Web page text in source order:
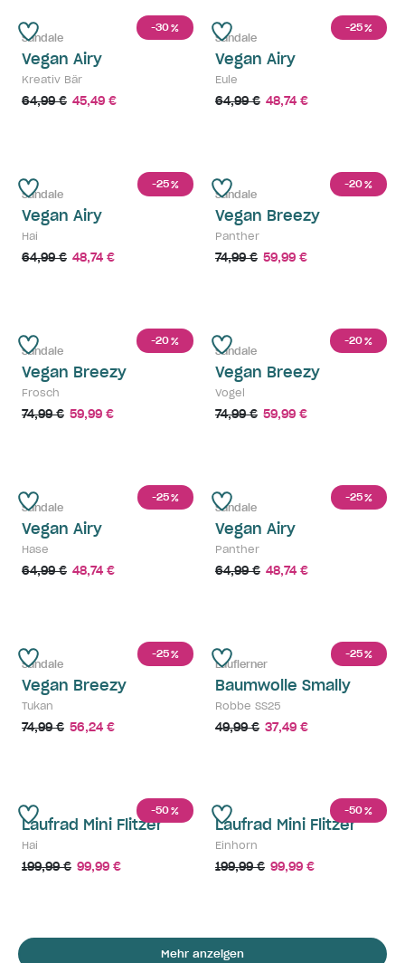
-30%
Sandale
Vegan Airy
Kreativ Bär
64,99 € 45,49 €
-25%
Sandale
Vegan Airy
Eule
64,99 € 48,74 €
-25%
Sandale
Vegan Airy
Hai
64,99 € 48,74 €
-20%
Sandale
Vegan Breezy
Panther
74,99 € 59,99 €
-20%
Sandale
Vegan Breezy
Frosch
74,99 € 59,99 €
-20%
Sandale
Vegan Breezy
Vogel
74,99 € 59,99 €
-25%
Sandale
Vegan Airy
Hase
64,99 € 48,74 €
-25%
Sandale
Vegan Airy
Panther
64,99 € 48,74 €
-25%
Sandale
Vegan Breezy
Tukan
74,99 € 56,24 €
-25%
Lauflerner
Baumwolle Smally
Robbe SS25
49,99 € 37,49 €
-50%
Laufrad Mini Flitzer
Hai
199,99 € 99,99 €
-50%
Laufrad Mini Flitzer
Einhorn
199,99 € 99,99 €
Mehr anzeigen